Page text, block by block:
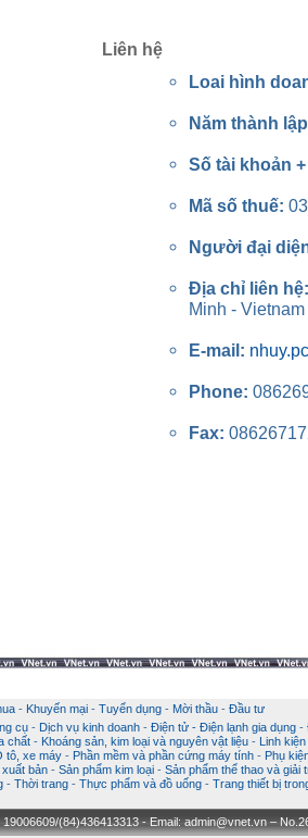
Liên hệ
Loai hình
Năm thành
Số tài khoản
Mã số thuế:
Người đại
Địa chỉ liên
Minh - Vietnam
E-mail:
Phone:
Fax:
- Khuyến mại - Tuyển dụng - Mời thầu - Đầu tư
cụ - Dịch vụ kinh doanh - Điện tử - Điện lạnh gia dụng -
chất - Khoáng sản, kim loại và nguyên vật liệu -
Linh
tô, xe máy - Phần mềm và phần cứng máy tính - Phụ
bản - Sản phẩm kim loại - Sản phẩm thể thao và giải
- Thời trang - Thực phẩm và đồ uống - Trang thiết bị
(84)436413313 - Email: admin@vnet.vn –